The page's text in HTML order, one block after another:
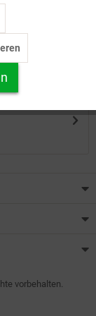
vorbehalten.
Inaktiv